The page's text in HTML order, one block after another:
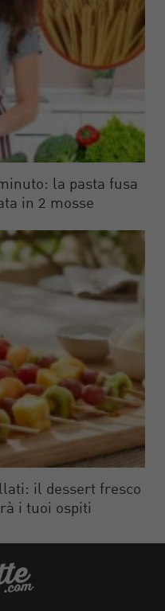
la pasta fusa
in 2 mosse
il dessert fresco
i tuoi ospiti